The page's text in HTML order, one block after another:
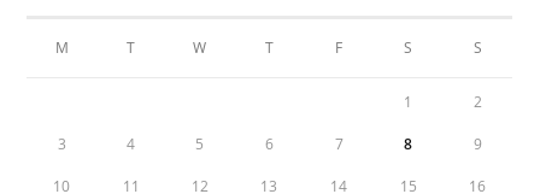
M T W T F S S
1 2
3 4 5 6 7 8 9
10 11 12 13 14 15 16